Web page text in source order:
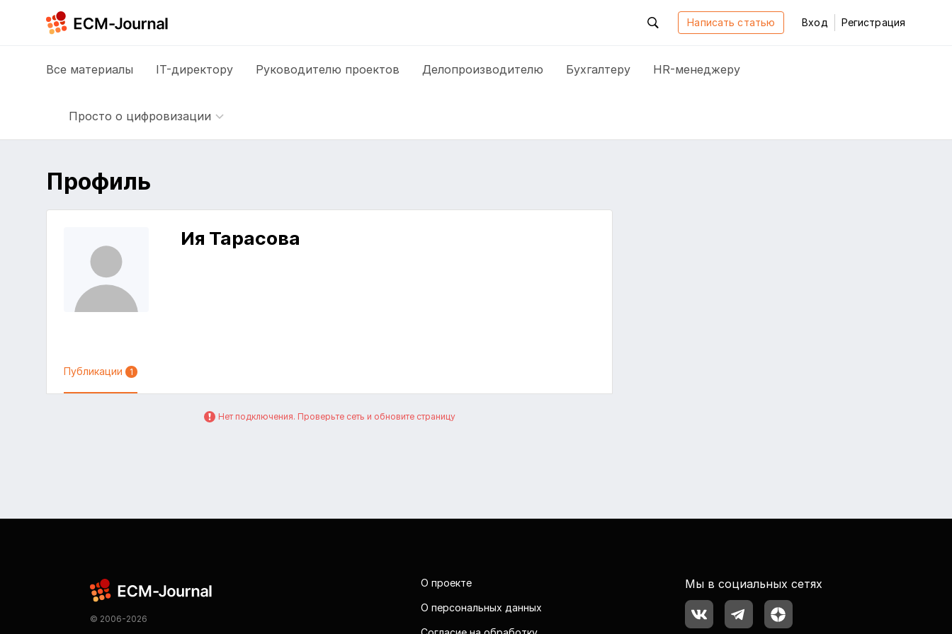
Написать статью Вход Регистрация
Все материалы IT-директору Руководителю проектов Делопроизводителю Бухгалтеру HR-менеджеру
Просто о цифровизации
Профиль
Ия Тарасова
Публикации 1
Нет подключения. Проверьте сеть и обновите страницу
© 2006-2026
О проекте
О персональных данных
Мы в социальных сетях